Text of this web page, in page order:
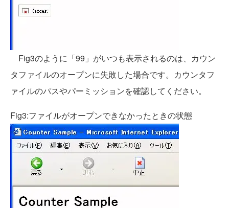
Fig3のように「99」がいつも表示されるのは、カウン
タファイルのオープンに失敗した場合です。カウンタフ
ァイルのパスやパーミッションを確認してください。
Fig3:ファイルがオープンできなかったときの状態